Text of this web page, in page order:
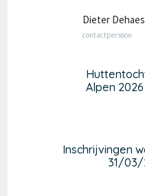
Dieter Dehaes
contactpersoon